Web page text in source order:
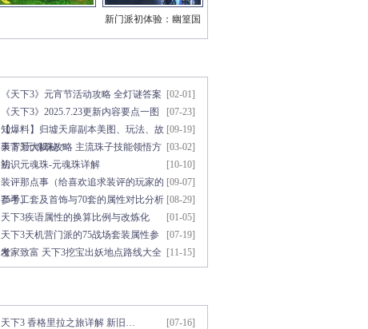
新门派初体验：幽篁国
[02-01]
《天下3》元宵节活动攻略 全灯谜答案
[07-23]
《天下3》2025.7.23更新内容要点一图
知
[09-19]
【爆料】归墟天扉副本美图、玩法、故
事背景大揭秘！
[03-02]
天下3元魂珠攻略 主流珠子技能领悟方
法
[10-10]
初识元魂珠-元魂珠详解
[09-07]
装评那点事（给喜欢追求装评的玩家的
参考）
[08-29]
75手工套及首饰与70套的属性对比分析
[01-05]
天下3疾语属性的换算比例与改炼化
[07-19]
天下3天机营门派的75战场套装属性参
考
[11-15]
发家致富 天下3挖宝出妖地点路线大全
[07-16]
天下3 香格里拉之旅详解 新旧…